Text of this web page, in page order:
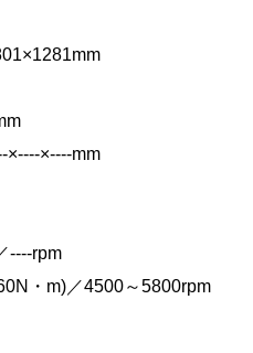
×----×----mm
----rpm
・m)／4500～5800rpm